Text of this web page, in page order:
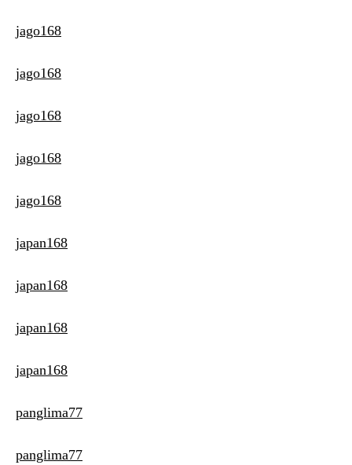
jago168
jago168
jago168
jago168
jago168
japan168
japan168
japan168
japan168
panglima77
panglima77